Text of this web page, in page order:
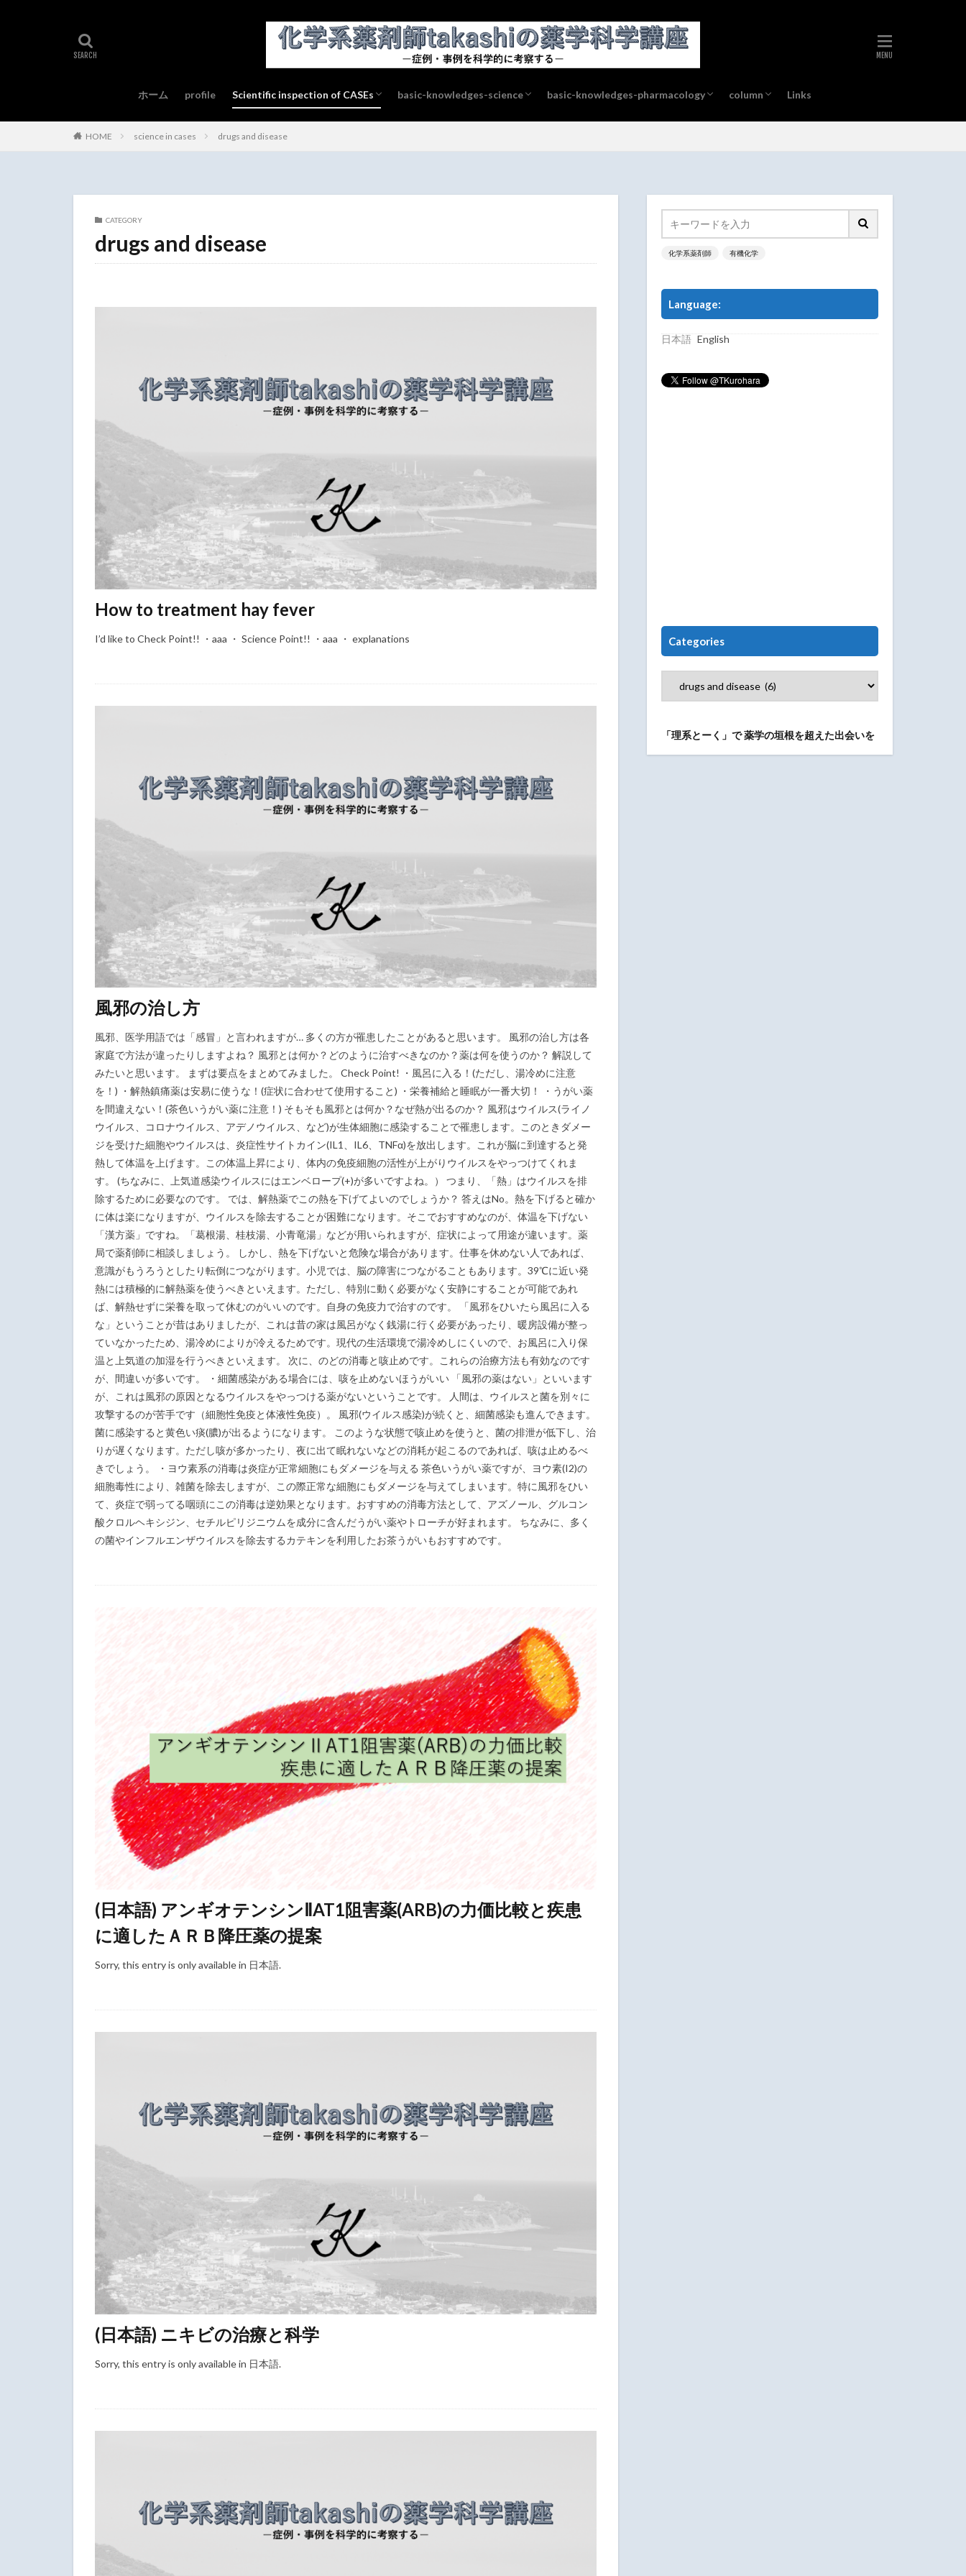
ホーム profile Scientific inspection of CASEs
science in cases
#22 (no title)
drugs and disease
#21 (no title)
#20 (no title)
basic-knowledges-science
physical chemistry
物理化学
chemistry
biochemistry
#85 (no title)
#83 (no title)
衛生有機化学
basic-knowledges-pharmacology
pharmacology
pathology
#82 (no title)
#86 (no title)
column
#93 (no title)
#23 (no title)
#24 (no title)
Links
HOME science in cases drugs and disease
CATEGORY
drugs and disease
How to treatment hay fever
I’d like to Check Point!! ・aaa ・ Science Point!! ・aaa ・ explanations
風邪の治し方
風邪、医学用語では「感冒」と言われますが… 多くの方が罹患したことがあると思います。 風邪の治し方は各
家庭で方法が違ったりしますよね？ 風邪とは何か？どのように治すべきなのか？薬は何を使うのか？ 解説して
みたいと思います。 まずは要点をまとめてみました。 Check Point! ・風呂に入る！(ただし、湯冷めに注意
を！) ・解熱鎮痛薬は安易に使うな！(症状に合わせて使用すること) ・栄養補給と睡眠が一番大切！ ・うがい薬
を間違えない！(茶色いうがい薬に注意！) そもそも風邪とは何か？なぜ熱が出るのか？ 風邪はウイルス(ライノ
ウイルス、コロナウイルス、アデノウイルス、など)が生体細胞に感染することで罹患します。このときダメー
ジを受けた細胞やウイルスは、炎症性サイトカイン(IL1、IL6、TNFα)を放出します。これが脳に到達すると発
熱して体温を上げます。この体温上昇により、体内の免疫細胞の活性が上がりウイルスをやっつけてくれま
す。 (ちなみに、上気道感染ウイルスにはエンベロープ(+)が多いですよね。） つまり、「熱」はウイルスを排
除するために必要なのです。 では、解熱薬でこの熱を下げてよいのでしょうか？ 答えはNo。熱を下げると確か
に体は楽になりますが、ウイルスを除去することが困難になります。そこでおすすめなのが、体温を下げない
「漢方薬」ですね。「葛根湯、桂枝湯、小青竜湯」などが用いられますが、症状によって用途が違います。薬
局で薬剤師に相談しましょう。 しかし、熱を下げないと危険な場合があります。仕事を休めない人であれば、
意識がもうろうとしたり転倒につながります。小児では、脳の障害につながることもあります。39℃に近い発
熱には積極的に解熱薬を使うべきといえます。ただし、特別に動く必要がなく安静にすることが可能であれ
ば、解熱せずに栄養を取って休むのがいいのです。自身の免疫力で治すのです。 「風邪をひいたら風呂に入る
な」ということが昔はありましたが、これは昔の家は風呂がなく銭湯に行く必要があったり、暖房設備が整っ
ていなかったため、湯冷めによりが冷えるためです。現代の生活環境で湯冷めしにくいので、お風呂に入り保
温と上気道の加湿を行うべきといえます。 次に、のどの消毒と咳止めです。これらの治療方法も有効なのです
が、間違いが多いです。 ・細菌感染がある場合には、咳を止めないほうがいい 「風邪の薬はない」といいます
が、これは風邪の原因となるウイルスをやっつける薬がないということです。 人間は、ウイルスと菌を別々に
攻撃するのが苦手です（細胞性免疫と体液性免疫）。 風邪(ウイルス感染)が続くと、細菌感染も進んできます。
菌に感染すると黄色い痰(膿)が出るようになります。 このような状態で咳止めを使うと、菌の排泄が低下し、治
りが遅くなります。ただし咳が多かったり、夜に出て眠れないなどの消耗が起こるのであれば、咳は止めるべ
きでしょう。 ・ヨウ素系の消毒は炎症が正常細胞にもダメージを与える 茶色いうがい薬ですが、ヨウ素(I2)の
細胞毒性により、雑菌を除去しますが、この際正常な細胞にもダメージを与えてしまいます。特に風邪をひい
て、炎症で弱ってる咽頭にこの消毒は逆効果となります。おすすめの消毒方法として、アズノール、グルコン
酸クロルヘキシジン、セチルピリジニウムを成分に含んだうがい薬やトローチが好まれます。 ちなみに、多く
の菌やインフルエンザウイルスを除去するカテキンを利用したお茶うがいもおすすめです。
(日本語) アンギオテンシンⅡAT1阻害薬(ARB)の力価比較と疾患
に適したＡＲＢ降圧薬の提案
Sorry, this entry is only available in 日本語.
(日本語) ニキビの治療と科学
Sorry, this entry is only available in 日本語.
化学系薬剤師 有機化学
Language:
日本語 English
Categories
「理系とーく」で薬学の垣根を超えた出会いを